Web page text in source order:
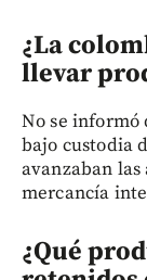
¿La
llevar
No se informó
bajo custodia
avanzaban
mercancía
¿Qué